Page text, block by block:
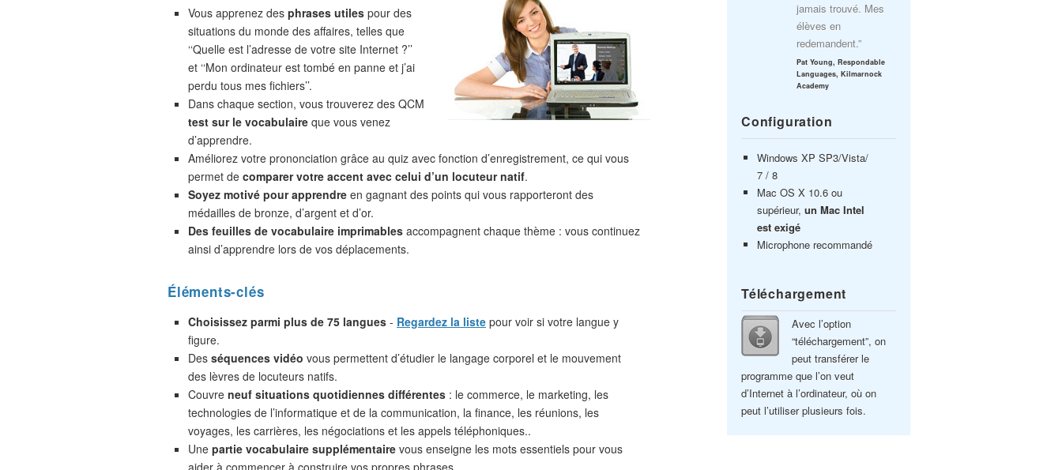
Vous apprenez des phrases utiles pour des
situations du monde des affaires, telles que
‘‘Quelle est l’adresse de votre site Internet ?’’
et ‘‘Mon ordinateur est tombé en panne et j’ai
perdu tous mes fichiers’’.
Dans chaque section, vous trouverez des QCM
test sur le vocabulaire que vous venez
d’apprendre.
Améliorez votre prononciation grâce au quiz avec fonction d’enregistrement, ce qui vous
permet de comparer votre accent avec celui d’un locuteur natif.
Soyez motivé pour apprendre en gagnant des points qui vous rapporteront des
médailles de bronze, d’argent et d’or.
Des feuilles de vocabulaire imprimables accompagnent chaque thème : vous continuez
ainsi d’apprendre lors de vos déplacements.
Éléments-clés
Choisissez parmi plus de 75 langues - Regardez la liste pour voir si votre langue y
figure.
Des séquences vidéo vous permettent d’étudier le langage corporel et le mouvement
des lèvres de locuteurs natifs.
Couvre neuf situations quotidiennes différentes : le commerce, le marketing, les
technologies de l’informatique et de la communication, la finance, les réunions, les
voyages, les carrières, les négociations et les appels téléphoniques..
Une partie vocabulaire supplémentaire vous enseigne les mots essentiels pour vous
aider à commencer à construire vos propres phrases.
jamais trouvé. Mes
élèves en
redemandent.”
Pat Young, Respondable
Languages, Kilmarnock
Academy
Configuration
Windows XP SP3/Vista/
7 / 8
Mac OS X 10.6 ou
supérieur, un Mac Intel
est exigé
Microphone recommandé
Téléchargement
Avec l’option
“téléchargement”, on
peut transférer le
programme que l’on veut
d’Internet à l’ordinateur, où on
peut l’utiliser plusieurs fois.